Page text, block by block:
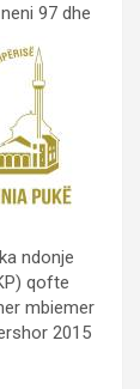
97 dhe
ndonje
qofte
mbiemer
2015